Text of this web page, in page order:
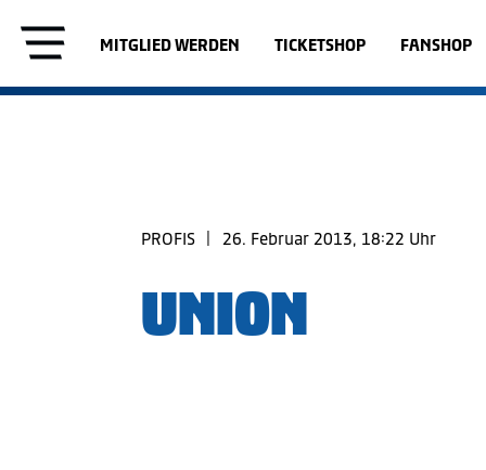
MITGLIED WERDEN TICKETSHOP FANSHOP
PROFIS 26. Februar 2013, 18:22 Uhr
UNION